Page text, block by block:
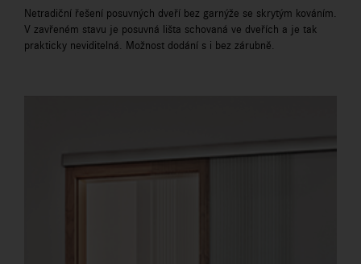
Netradiční řešení posuvných dveří bez garnýže se skrytým kováním.
V zavřeném stavu je posuvná lišta schovaná ve dveřích a je tak
prakticky neviditelná. Možnost dodání s i bez zárubně.